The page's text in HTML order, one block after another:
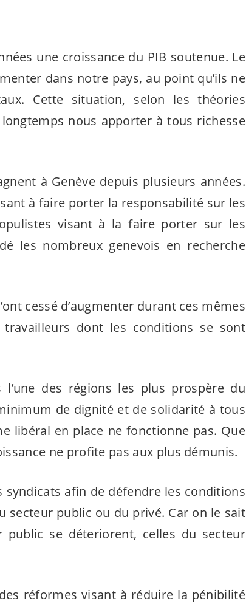
une croissance du PIB soutenue. Le
dans notre pays, au point qu’ils ne
Cette situation, selon les théories
nous apporter à tous richesse
à Genève depuis plusieurs années.
à faire porter la responsabilité sur les
visant à la faire porter sur les
les nombreux genevois en recherche
cessé d’augmenter durant ces mêmes
dont les conditions se sont
des régions les plus prospère du
de dignité et de solidarité à tous
libéral en place ne fonctionne pas. Que
ne profite pas aux plus démunis.
syndicats afin de défendre les conditions
secteur public ou du privé. Car on le sait
se déteriorent, celles du secteur
réformes visant à réduire la pénibilité